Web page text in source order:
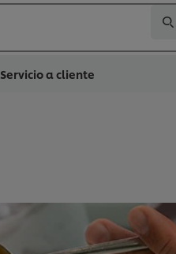
Servicio a cliente